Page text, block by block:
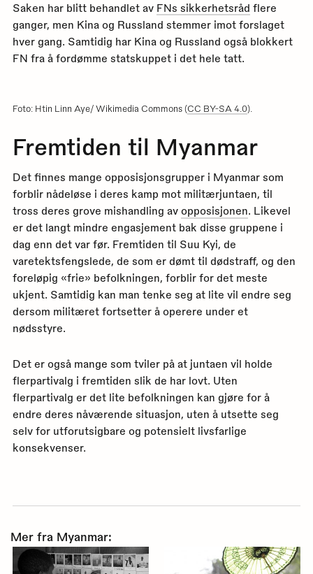
Saken har blitt behandlet av FNs sikkerhetsråd flere
ganger, men Kina og Russland stemmer imot forslaget
hver gang. Samtidig har Kina og Russland også blokkert
FN fra å fordømme statskuppet i det hele tatt.
Foto: Htin Linn Aye/ Wikimedia Commons (CC BY-SA 4.0).
Fremtiden til Myanmar
Det finnes mange opposisjonsgrupper i Myanmar som
forblir nådeløse i deres kamp mot militærjuntaen, til
tross deres grove mishandling av opposisjonen. Likevel
er det langt mindre engasjement bak disse gruppene i
dag enn det var før. Fremtiden til Suu Kyi, de
varetektsfengslede, de som er dømt til dødstraff, og den
foreløpig «frie» befolkningen, forblir for det meste
ukjent. Samtidig kan man tenke seg at lite vil endre seg
dersom militæret fortsetter å operere under et
nødsstyre.
Det er også mange som tviler på at juntaen vil holde
flerpartivalg i fremtiden slik de har lovt. Uten
flerpartivalg er det lite befolkningen kan gjøre for å
endre deres nåværende situasjon, uten å utsette seg
selv for utforutsigbare og potensielt livsfarlige
konsekvenser.
Mer fra Myanmar: